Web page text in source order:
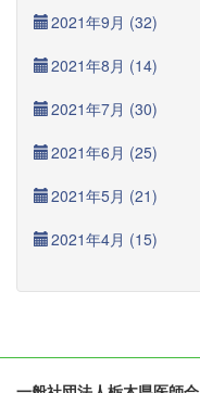
2021年9月 (32)
2021年8月 (14)
2021年7月 (30)
2021年6月 (25)
2021年5月 (21)
2021年4月 (15)